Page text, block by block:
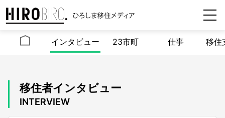
インタビュー 23市町 仕事 移住
移住者インタビュー
INTERVIEW